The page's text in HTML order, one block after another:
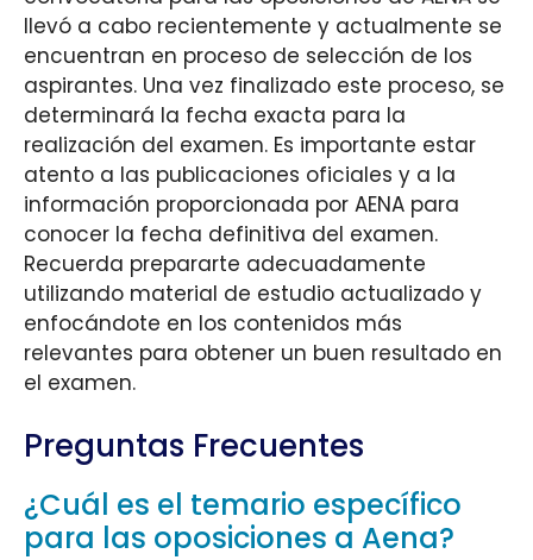
llevó a cabo recientemente y actualmente se
encuentran en proceso de selección de los
aspirantes. Una vez finalizado este proceso, se
determinará la fecha exacta para la
realización del examen. Es importante estar
atento a las publicaciones oficiales y a la
información proporcionada por AENA para
conocer la fecha definitiva del examen.
Recuerda prepararte adecuadamente
utilizando material de estudio actualizado y
enfocándote en los contenidos más
relevantes para obtener un buen resultado en
el examen.
Preguntas Frecuentes
¿Cuál es el temario específico
para las oposiciones a Aena?